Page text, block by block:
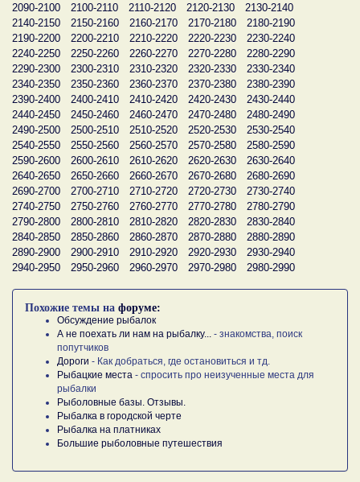
2090-2100
2100-2110 2110-2120 2120-2130
2130-2140
2140-2150
2150-2160 2160-2170 2170-2180
2180-2190
2190-2200
2200-2210 2210-2220 2220-2230
2230-2240
2240-2250
2250-2260 2260-2270 2270-2280
2280-2290
2290-2300
2300-2310 2310-2320 2320-2330
2330-2340
2340-2350
2350-2360 2360-2370 2370-2380
2380-2390
2390-2400
2400-2410 2410-2420 2420-2430
2430-2440
2440-2450
2450-2460 2460-2470 2470-2480
2480-2490
2490-2500
2500-2510 2510-2520 2520-2530
2530-2540
2540-2550
2550-2560 2560-2570 2570-2580
2580-2590
2590-2600
2600-2610 2610-2620 2620-2630
2630-2640
2640-2650
2650-2660 2660-2670 2670-2680
2680-2690
2690-2700
2700-2710 2710-2720 2720-2730
2730-2740
2740-2750
2750-2760 2760-2770 2770-2780
2780-2790
2790-2800
2800-2810 2810-2820 2820-2830
2830-2840
2840-2850
2850-2860 2860-2870 2870-2880
2880-2890
2890-2900
2900-2910 2910-2920 2920-2930
2930-2940
2940-2950
2950-2960 2960-2970 2970-2980 2980-2990
Похожие темы на форуме:
Обсуждение рыбалок
А не поехать ли нам на рыбалку...
- знакомства, поиск
попутчиков
Дороги - Как добраться, где остановиться и тд.
Рыбацкие места - спросить про неизученные места для
рыбалки
Рыболовные базы. Отзывы.
Рыбалка в городской черте
Рыбалка на платниках
Большие рыболовные путешествия